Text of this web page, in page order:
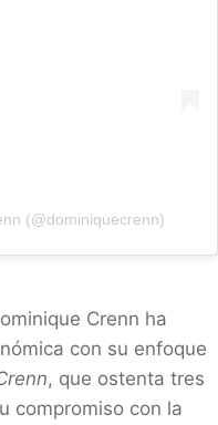
(@dominiquecrenn)
Crenn ha
con su enfoque
, que ostenta tres
compromiso con la